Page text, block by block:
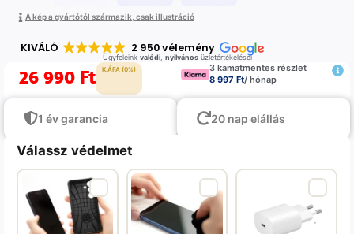
A kép a gyártótól származik, csak illustráció
KIVÁLÓ 2 950 vélemény
Ügyfeleink valódi, nyilvánosüzletértékelései
26 990 Ft K.ÁFA (0%)
3 kamatmentes részlet
8 997 Ft/ hónap
1 év garancia 20 nap elállás
Válassz védelmet